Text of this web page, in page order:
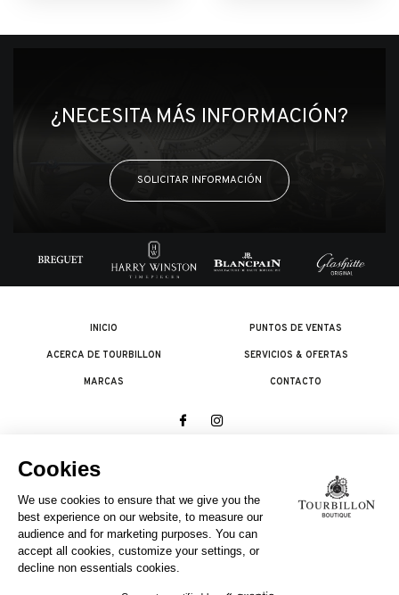
¿NECESITA MÁS INFORMACIÓN?
SOLICITAR INFORMACIÓN
INICIO
ACERCA DE TOURBILLON
MARCAS
PUNTOS DE VENTAS
SERVICIOS & OFERTAS
CONTACTO
UNA EMPRESA DEL